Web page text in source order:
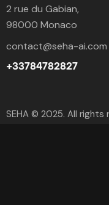
2 rue du Gabian,
98000 Monaco
contact@seha-ai.com
+33784782827
SEHA © 2025. All rights